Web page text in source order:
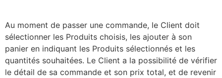
Au moment de passer une commande, le Client doit
sélectionner les Produits choisis, les ajouter à son
panier en indiquant les Produits sélectionnés et les
quantités souhaitées. Le Client a la possibilité de vérifier
le détail de sa commande et son prix total, et de revenir